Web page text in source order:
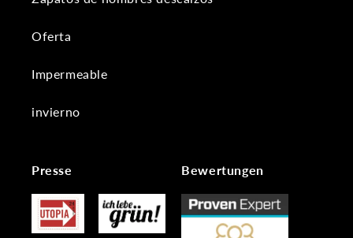
Oferta
Impermeable
invierno
Presse Bewertungen